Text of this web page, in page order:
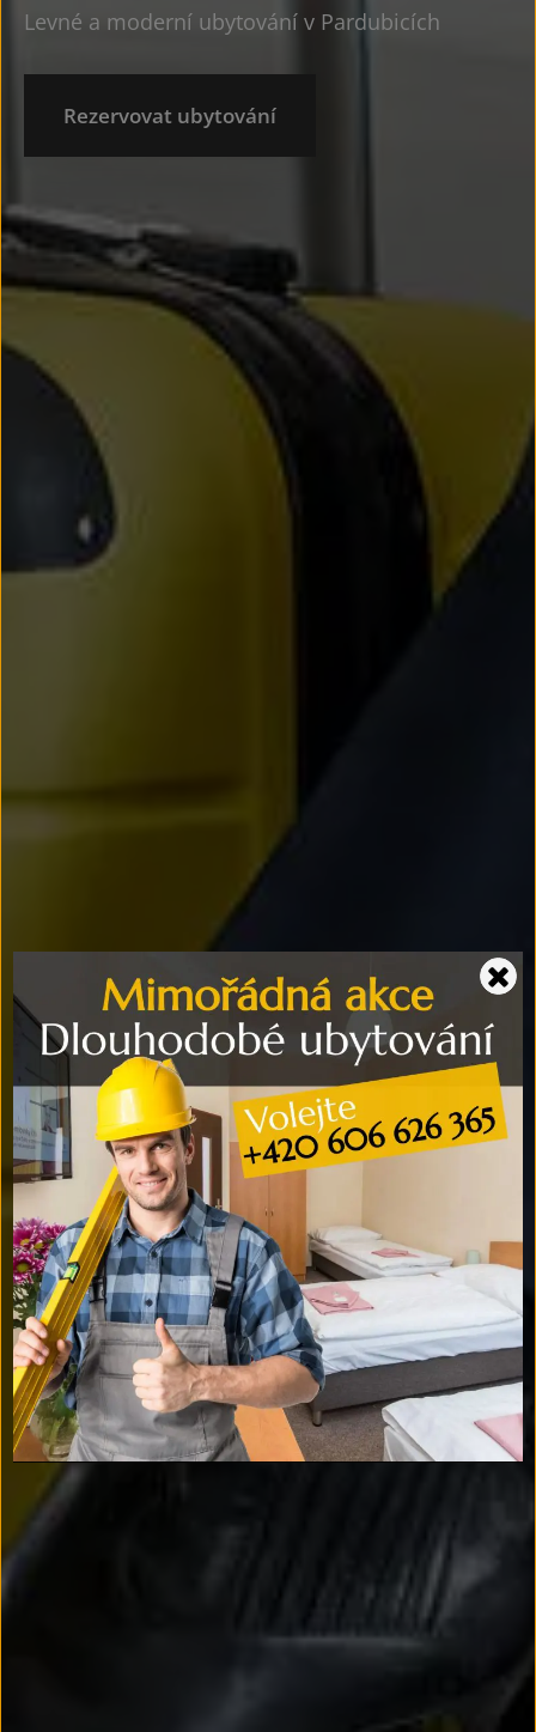
Levné a moderní ubytování v Pardubicích
Rezervovat ubytování